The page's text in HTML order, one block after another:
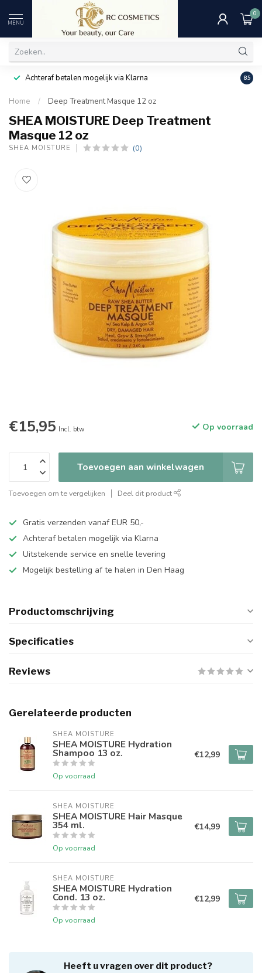
MENU
0
Achteraf betalen mogelijk via Klarna 8.5
Home / Deep Treatment Masque 12 oz
SHEA MOISTURE Deep Treatment
Masque 12 oz
SHEA MOISTURE (0)
€15,95 Incl. btw Op voorraad
Toevoegen aan winkelwagen
Toevoegen om te vergelijken Deel dit product
Gratis verzenden vanaf EUR 50,-
Achteraf betalen mogelijk via Klarna
Uitstekende service en snelle levering
Mogelijk bestelling af te halen in Den Haag
Productomschrijving
Specificaties
Reviews
Gerelateerde producten
SHEA MOISTURE
SHEA MOISTURE Hydration
Shampoo 13 oz.
Op voorraad
€12,99
SHEA MOISTURE
SHEA MOISTURE Hair Masque
354 ml.
Op voorraad
€14,99
SHEA MOISTURE
SHEA MOISTURE Hydration
Cond. 13 oz.
Op voorraad
€12,99
Heeft u vragen over dit product?